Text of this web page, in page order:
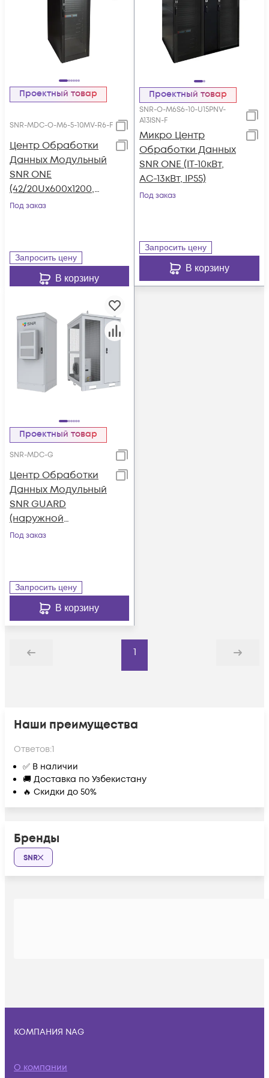
Проектный товар
SNR-MDC-O-M6-5-10MV-R6-F
Центр Обработки
Данных Модульный
SNR ONE
(42/20Uх600х1200,
Indoor, IP55, IT-5кВт,
Под заказ
Запросить цену
В корзину
Проектный товар
SNR-O-M6S6-10-U15PNV-
A13ISN-F
Микро Центр
Обработки Данных
SNR ONE (IT-10кВт,
AC-13кВт, IP55)
Под заказ
Запросить цену
В корзину
Проектный товар
SNR-MDC-G
Центр Обработки
Данных Модульный
SNR GUARD
(наружной
установки, IP55)
Под заказ
Запросить цену
В корзину
Назад
1
Дальше
Наши преимущества
Ответов:1
✅ В наличии
🚚 Доставка по Узбекистану
🔥 Скидки до 50%
Бренды
SNR
КОМПАНИЯ NAG
О компании